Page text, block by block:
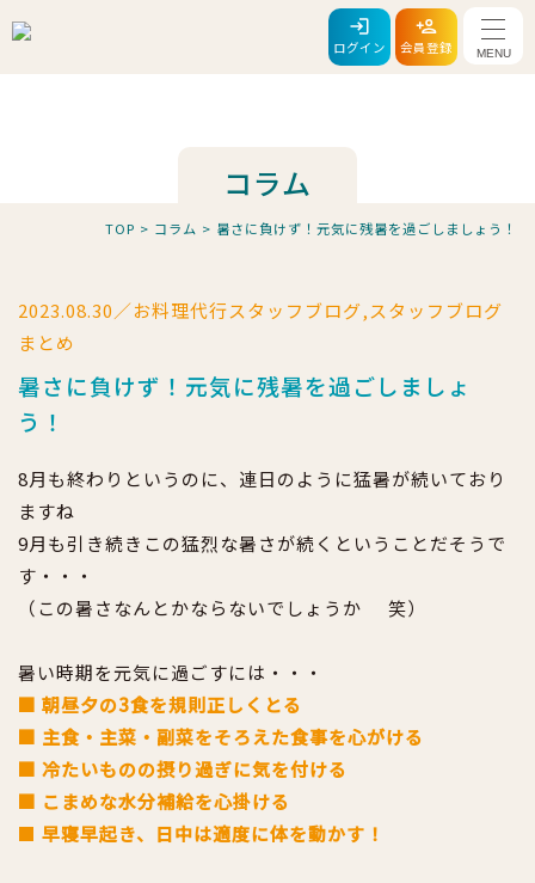
ログイン 会員登録 メニ
コラム
TOP > コラム > 暑さに負けず！元気に残暑を過ごしましょう！
2023.08.30／お料理代行スタッフブログ,スタッフブログ
まとめ
暑さに負けず！元気に残暑を過ごしましょ
う！
8月も終わりというのに、連日のように猛暑が続いており
ますね
9月も引き続きこの猛烈な暑さが続くということだそうで
す・・・
（この暑さなんとかならないでしょうか
笑）
暑い時期を元気に過ごすには・・・
■ 朝昼夕の3食を規則正しくとる
■ 主食・主菜・副菜をそろえた食事を心がける
■ 冷たいものの摂り過ぎに気を付ける
■ こまめな水分補給を心掛ける
■ 早寝早起き、日中は適度に体を動かす！